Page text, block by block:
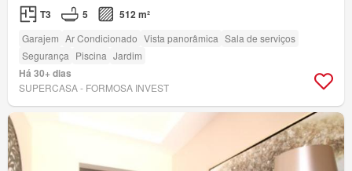
T3 5 512 m²
Garajem Ar Condicionado Vista panorâmica Sala de serviços
Segurança Piscina Jardim
Há 30+ dias
SUPERCASA - FORMOSA INVEST